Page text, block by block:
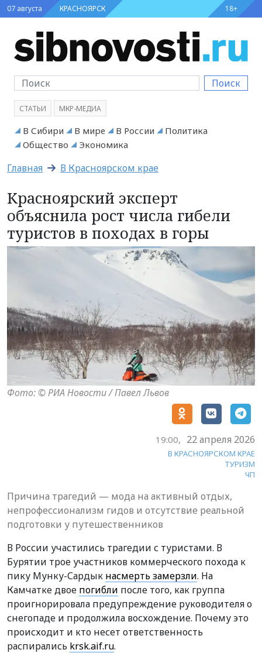
07 августа КРАСНОЯРСК 18+
Поиск
СТАТЬИ МКР-МЕДИА
В Сибири В мире В России
Политика
Общество
Экономика
Главная В Красноярском крае
Красноярский эксперт
объяснила рост числа гибели
туристов в походах в горы
Фото: © РИА Новости / Павел Львов
19:00, 22 апреля 2026
В КРАСНОЯРСКОМ КРАЕ
ТУРИЗМ
ЧП
Причина трагедий — мода на активный отдых,
непрофессионализм гидов и отсутствие реальной
подготовки у путешественников
В России участились трагедии с туристами. В
Бурятии трое участников коммерческого похода к
пику Мунку-Сардык насмерть замерзли. На
Камчатке двое погибли после того, как группа
проигнорировала предупреждение руководителя о
снегопаде и продолжила восхождение. Почему это
происходит и кто несет ответственность
распирались krsk.aif.ru.